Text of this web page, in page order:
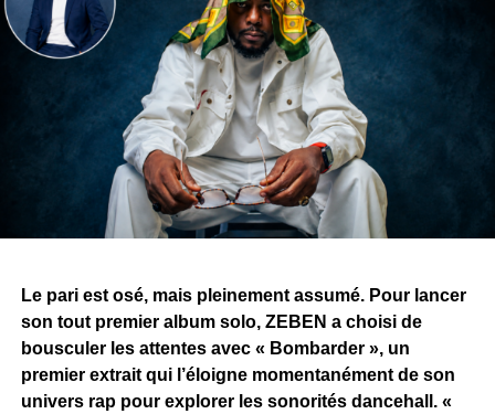
Le pari est osé, mais pleinement assumé. Pour lancer
son tout premier album solo, ZEBEN a choisi de
bousculer les attentes avec « Bombarder », un
premier extrait qui l’éloigne momentanément de son
univers rap pour explorer les sonorités dancehall. «